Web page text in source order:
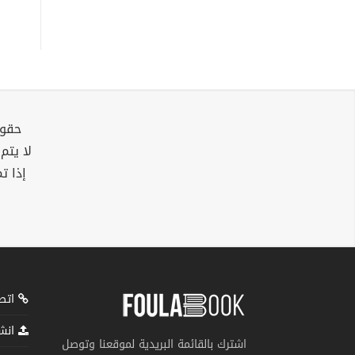
لا
إذا
اشترك بالقائمة البريدية لموقعنا وتوصل